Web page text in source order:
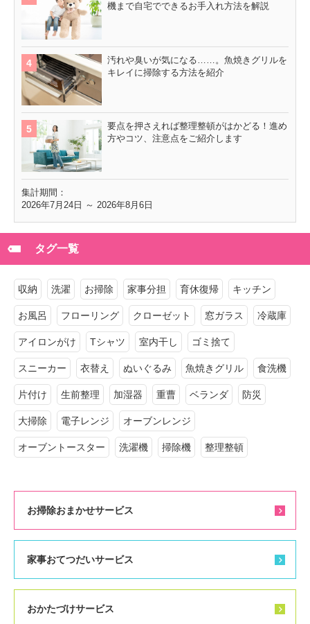
機まで自宅でできるお手入れ方法を解説
汚れや臭いが気になる……。魚焼きグリルを
キレイに掃除する方法を紹介
要点を押さえれば整理整頓がはかどる！進め
方やコツ、注意点をご紹介します
集計期間：
2026年7月24日 ～ 2026年8月6日
タグ一覧
収納 洗濯 お掃除 家事分担 育休復帰 キッチン
お風呂 フローリング クローゼット 窓ガラス 冷蔵庫
アイロンがけ Tシャツ 室内干し ゴミ捨て
スニーカー 衣替え ぬいぐるみ 魚焼きグリル 食洗機
片付け 生前整理 加湿器 重曹 ベランダ 防災
大掃除 電子レンジ オーブンレンジ
オーブントースター 洗濯機 掃除機 整理整頓
お掃除おまかせサービス
家事おてつだいサービス
おかたづけサービス